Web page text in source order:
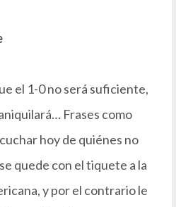
el 1-0 no será suficiente,
Frases como
hoy de quiénes no
quede con el tiquete a la
y por el contrario le